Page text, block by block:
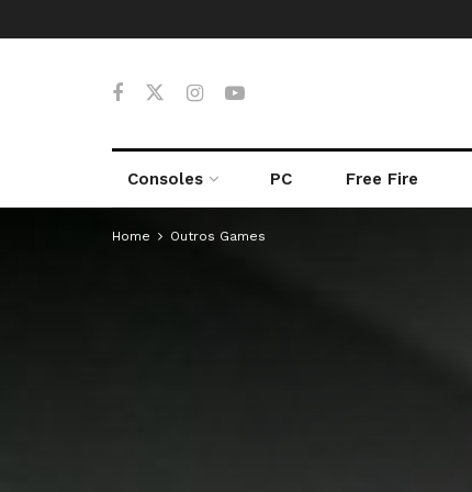
Consoles PC Free Fire
Home Outros Games